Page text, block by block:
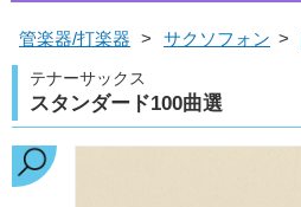
管楽器/打楽器 > サクソフォン >
テナーサックス
スタンダード100曲選